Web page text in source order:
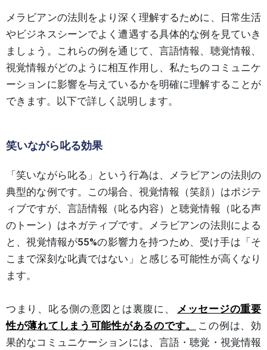
メラビアンの法則をより深く理解するために、日常生活
やビジネスシーンでよく遭遇する具体的な例を見ていき
ましょう。これらの例を通じて、言語情報、聴覚情報、
視覚情報がどのように相互作用し、私たちのコミュニケ
ーションに影響を与えているかを明確に理解することが
できます。以下で詳しく説明します。
笑いながら叱る効果
「笑いながら叱る」という行為は、メラビアンの法則の
典型的な例です。この場合、視覚情報（笑顔）はポジテ
ィブですが、言語情報（叱る内容）と聴覚情報（叱る声
のトーン）はネガティブです。メラビアンの法則による
と、視覚情報が55%の影響力を持つため、受け手は「そ
こまで深刻な叱責ではない」と感じる可能性が高くなり
ます。
つまり、叱る側の意図とは裏腹に、
メッセージの重要
性が薄れてしまう可能性があるのです。
この例は、効
果的なコミュニケーションには、言語・聴覚・視覚情報